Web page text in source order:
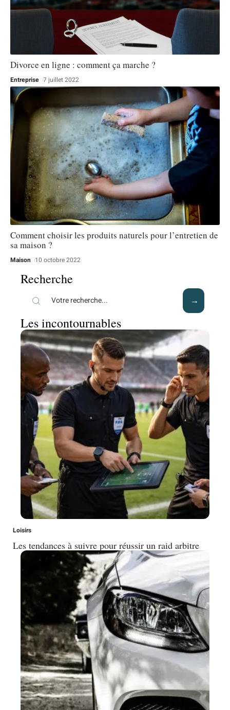
Divorce en ligne : comment ça marche ?
Entreprise 7 juillet 2022
Comment choisir les produits naturels pour l’entretien de
sa maison ?
Maison 10 octobre 2022
Recherche
Les incontournables
Loisirs
Les tendances à suivre pour réussir un raid arbitre